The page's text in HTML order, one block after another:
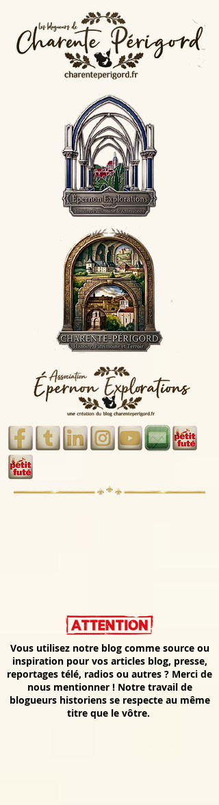
Vous utilisez notre blog comme source ou
inspiration pour vos articles blog, presse,
reportages télé, radios ou autres ? Merci de
nous mentionner ! Notre travail de
blogueurs historiens se respecte au même
titre que le vôtre.